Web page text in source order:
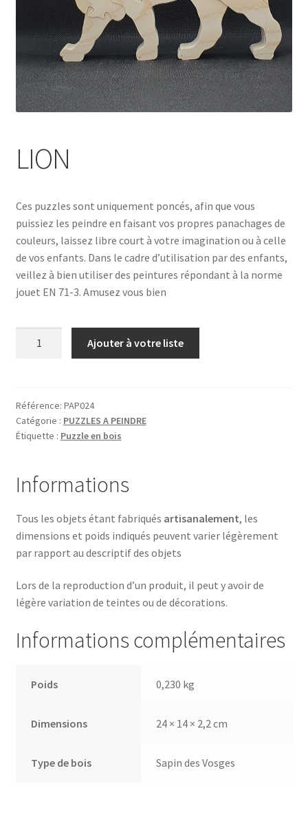
LION
Ces puzzles sont uniquement poncés, afin que vous
puissiez les peindre en faisant vos propres panachages de
couleurs, laissez libre court à votre imagination ou à celle
de vos enfants. Dans le cadre d’utilisation par des enfants,
veillez à bien utiliser des peintures répondant à la norme
jouet EN 71-3. Amusez vous bien
Ajouter à votre liste
Référence: PAP024
Catégorie : PUZZLES A PEINDRE
Étiquette : Puzzle en bois
Informations
Tous les objets étant fabriqués artisanalement, les
dimensions et poids indiqués peuvent varier légèrement
par rapport au descriptif des objets
Lors de la reproduction d’un produit, il peut y avoir de
légère variation de teintes ou de décorations.
Informations complémentaires
Poids 0,230 kg
Dimensions 24 × 14 × 2,2 cm
Type de bois Sapin des Vosges